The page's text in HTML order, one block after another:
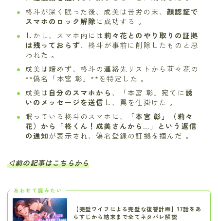
柊斗が深く眠った後、成美は苦労の末、顔認証で
スマホのロック解除に成功する 。
しかし、スマホ内には莉々花とのやり取りの証拠
は残っておらず、柊斗が事前に削除したものと思
われた 。
成美は諦めず、柊斗の連絡先リストから莉々花の
**偽名「本宮 彰」**を特定した 。
成美は 自分のスマホから 、「本宮 彰」宛てに誘
いのメッセージを送信 し、罠を仕掛けた 。
眠っている柊斗のスマホに、
「本宮 彰」（莉々
花）から「柊くん！成美さんから…」という返信
の通知が表示され、偽名登録の証拠を掴んだ 。
◁前の記事はこちらから
あわせて読みたい
【完璧ワイフによる完璧な復讐計画】17話をあ
らすじから結末まで全てネタバレ解説